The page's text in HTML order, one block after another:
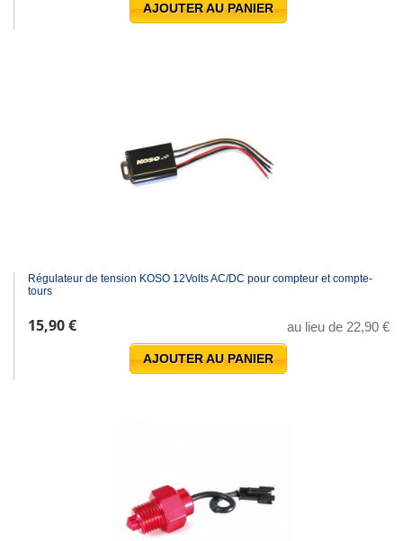
AJOUTER AU PANIER
Régulateur de tension KOSO 12Volts AC/DC pour compteur et compte-
tours
15,90 € au lieu de 22,90 €
AJOUTER AU PANIER